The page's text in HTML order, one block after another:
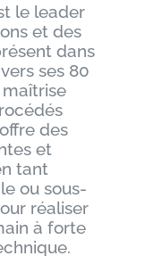
le leader
et des
dans
ses 80
des
et
tant
ou sous-
réaliser
à forte